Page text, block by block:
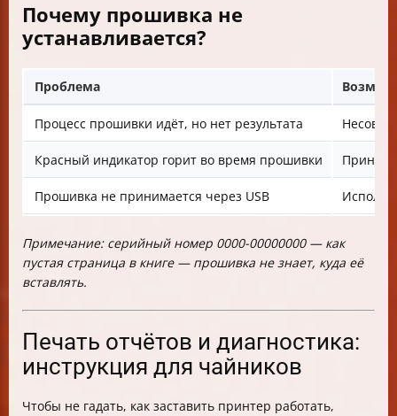
Почему прошивка не
устанавливается?
Проблема
Процесс прошивки идёт, но нет результата
Красный индикатор горит во время прошивки
Прошивка не принимается через USB
Примечание: серийный номер 0000-00000000 — как
пустая страница в книге — прошивка не знает, куда её
вставлять.
Печать отчётов и диагностика:
инструкция для чайников
Чтобы не гадать, как заставить принтер работать,